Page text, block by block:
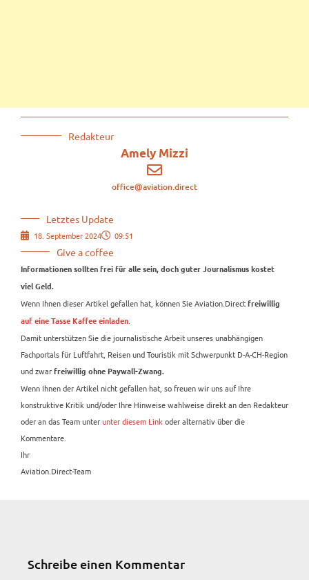
Redakteur
Amely Mizzi
office@aviation.direct
Letztes Update
18. September 2024 09:51
Give a coffee
Informationen sollten frei für alle sein, doch guter Journalismus kostet
viel Geld.
Wenn Ihnen dieser Artikel gefallen hat, können Sie Aviation.Direct freiwillig
auf eine Tasse Kaffee einladen
Damit unterstützen Sie die journalistische Arbeit unseres unabhängigen
Fachportals für Luftfahrt, Reisen und Touristik mit Schwerpunkt D-A-CH-Region
und zwar freiwillig ohne Paywall-Zwang.
Wenn Ihnen der Artikel nicht gefallen hat, so freuen wir uns auf Ihre
konstruktive Kritik und/oder Ihre Hinweise wahlweise direkt an den Redakteur
oder an das Team unterunter diesem Link oder alternativ über die
Kommentare.
Ihr
Aviation.Direct-Team
Schreibe einen Kommentar